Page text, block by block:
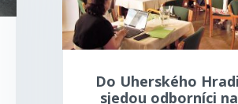
Do Uherského
sjedou odborníci